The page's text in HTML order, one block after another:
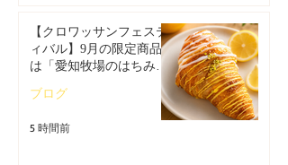
【クロワッサンフェステ
ィバル】9月の限定商品
は「愛知牧場のはちみつ
ン」🥐
ブログ
5 時間前